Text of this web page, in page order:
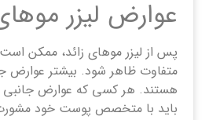
عوارض لیزر
پس از لیزر موهای زائد، ممکن
متفاوت ظاهر شود. بیشتر عوارض
هستند. هر کسی که عوارض جانبی
باید با متخصص پوست خود